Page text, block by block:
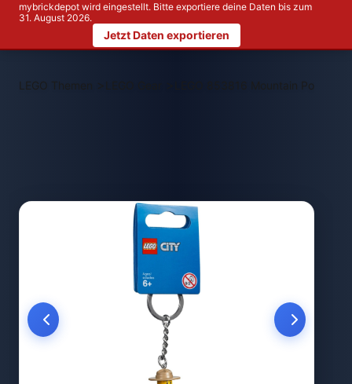
mybrickdepot wird eingestellt. Bitte exportiere deine Daten bis zum
31. August 2026.
Jetzt Daten exportieren
LEGO Themen > LEGO 853816 Mountain Police